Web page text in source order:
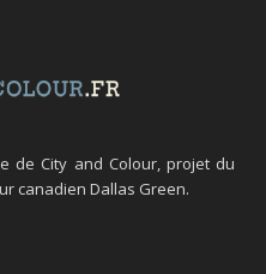
de City and Colour, projet du
canadien Dallas Green.